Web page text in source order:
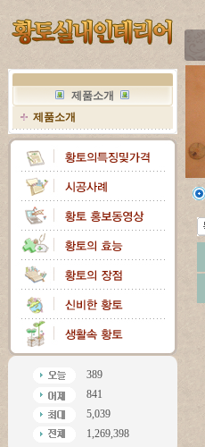
제품소개
제품소개
389
841
5,039
1,269,398